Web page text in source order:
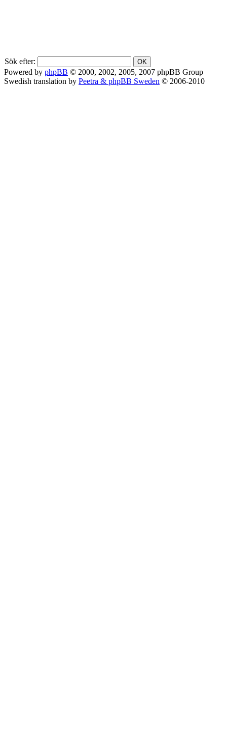
Sök efter:
Powered by phpBB © 2000, 2002, 2005, 2007 phpBB Group
Swedish translation by Peetra & phpBB Sweden © 2006-2010